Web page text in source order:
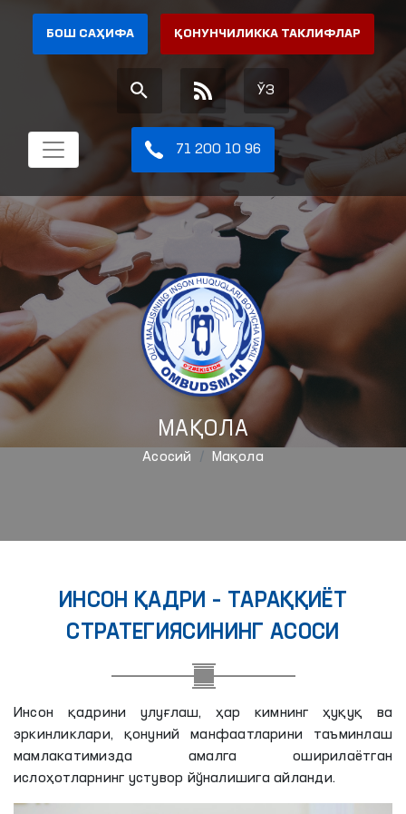
БОШ САҲИФА ҚОНУНЧИЛИККА ТАКЛИФЛАР
ЎЗ
71 200 10 96
МАҚОЛА
Aсосий Мақола
ИНСОН ҚАДРИ – ТАРАҚҚИЁТ
СТРАТЕГИЯСИНИНГ АСОСИ
Инсон қадрини улуғлаш, ҳар кимнинг ҳуқуқ ва
эркинликлари, қонуний манфаатларини таъминлаш
мамлакатимизда амалга оширилаётган
ислоҳотларнинг устувор йўналишига айланди.